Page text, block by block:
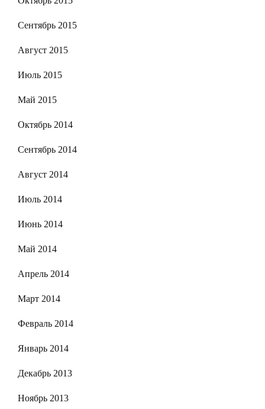
Сентябрь 2015
Август 2015
Июль 2015
Май 2015
Октябрь 2014
Сентябрь 2014
Август 2014
Июль 2014
Июнь 2014
Май 2014
Апрель 2014
Март 2014
Февраль 2014
Январь 2014
Декабрь 2013
Ноябрь 2013